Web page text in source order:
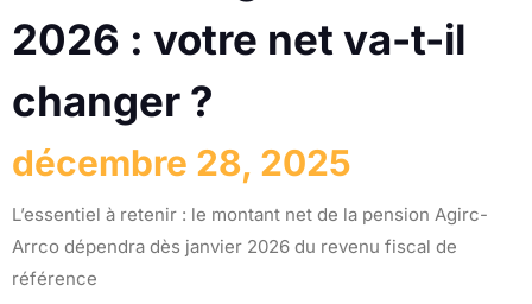
2026 : votre net va-t-il
changer ?
décembre 28, 2025
L’essentiel à retenir : le montant net de la pension Agirc-
Arrco dépendra dès janvier 2026 du revenu fiscal de
référence